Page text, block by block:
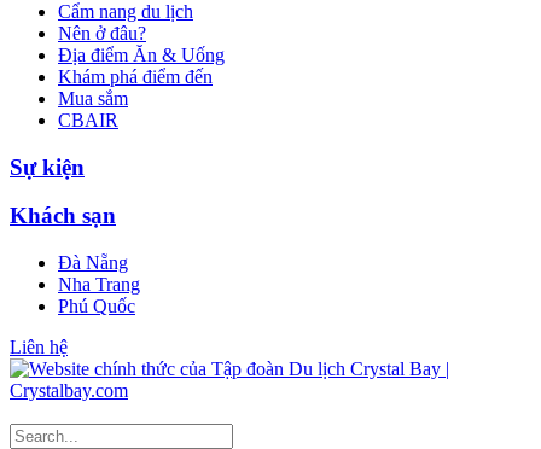
Cẩm nang du lịch
Nên ở đâu?
Địa điểm Ăn & Uống
Khám phá điểm đến
Mua sắm
CBAIR
Sự kiện
Khách sạn
Đà Nẵng
Nha Trang
Phú Quốc
Liên hệ